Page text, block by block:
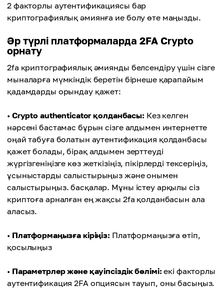
2 факторлы аутентификациясы бар
криптографиялық әмиянға ие болу өте маңызды.
Әр түрлі платформаларда 2FA Сrypto
орнату
2fa криптографиялық әмиянды белсендіру үшін сізге
мыналарға мүмкіндік беретін бірнеше қарапайым
қадамдарды орындау қажет:
• Crypto authenticator қолданбасы: Кез келген
нәрсені бастамас бұрын сізге алдымен интернетте
оңай табуға болатын аутентификация қолданбасы
қажет болады, бірақ алдымен зерттеуді
жүргізгеніңізге көз жеткізіңіз, пікірлерді тексеріңіз,
ұсыныстарды салыстырыңыз және онымен
салыстырыңыз. басқалар. Мұны істеу арқылы сіз
криптоға арналған ең жақсы 2fa қолданбасын ала
аласыз.
• Платформаңызға кіріңіз: Платформаңызға өтіп,
қосылыңыз
• Параметрлер және қауіпсіздік бөлімі: екі факторлы
аутентификация 2FA опциясын тауып, оны басыңыз.